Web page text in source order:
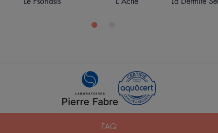
FAQ